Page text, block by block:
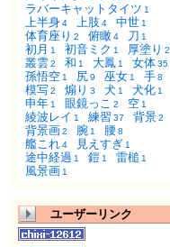
ラバーキャットタイツ 1
上半身4 上肢 4 中世 1
体育座り 2 俯瞰4 刀 1
初月 1 初音ミク 1 厚塗り 2
叢雲2 和 1 大鳳 1 女体35
孫悟空 1 尻9 巫女 1 手8
模写2 煽り 3 犬 1 犬化 1
申年 1 眼鏡っこ 2 空 1
綾波レイ 1 練習 37 背景2
背景画2 腕 1 腰8
艦これ4 見えすぎ 1
途中経過 1 鎧 1 雷槌 1
風景画 1
ユーザーリンク